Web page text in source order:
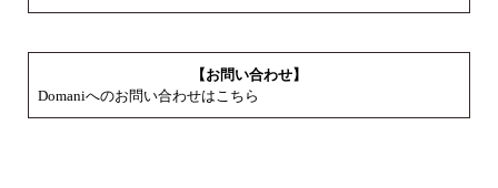
【お問い合わせ】
Domaniへのお問い合わせはこちら